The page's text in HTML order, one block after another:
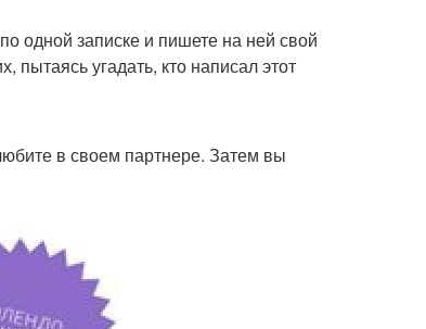
одной записке и пишете на ней свой
пытаясь угадать, кто написал этот
в своем партнере. Затем вы